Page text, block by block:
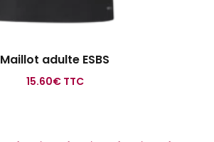
Maillot adulte ESBS
15.60€ TTC